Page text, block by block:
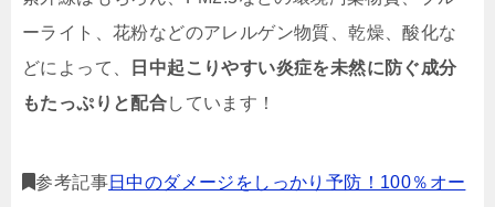
ーライト、花粉などのアレルゲン物質、乾燥、酸化な
どによって、
日中起こりやすい炎症を未然に防ぐ成分
もたっぷりと配合しています！
参考記事日中のダメージをしっかり予防！100％オー